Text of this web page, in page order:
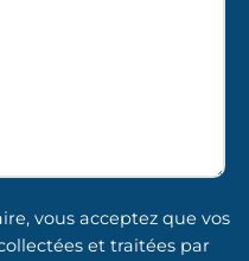
vous acceptez que vos
et traitées par